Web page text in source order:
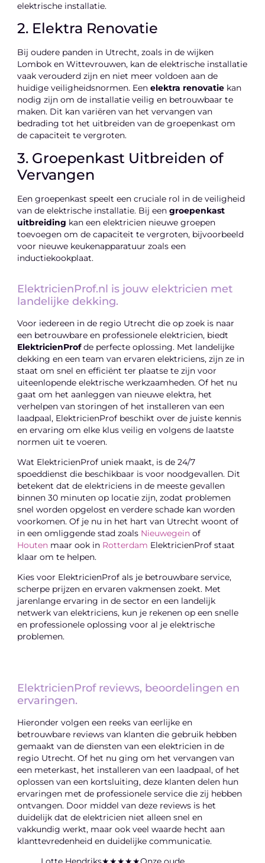
elektrische installatie.
2. Elektra Renovatie
Bij oudere panden in Utrecht, zoals in de wijken
Lombok en Wittevrouwen, kan de elektrische installatie
vaak verouderd zijn en niet meer voldoen aan de
huidige veiligheidsnormen. Eenelektra renovatie kan
nodig zijn om de installatie veilig en betrouwbaar te
maken. Dit kan variëren van het vervangen van
bedrading tot het uitbreiden van de groepenkast om
de capaciteit te vergroten.
3. Groepenkast Uitbreiden of
Vervangen
Een groepenkast speelt een cruciale rol in de veiligheid
van de elektrische installatie. Bij eengroepenkast
uitbreiding kan een elektricien nieuwe groepen
toevoegen om de capaciteit te vergroten, bijvoorbeeld
voor nieuwe keukenapparatuur zoals een
inductiekookplaat.
ElektricienProf.nl is jouw elektricien met
landelijke dekking.
Voor iedereen in de regio Utrecht die op zoek is naar
een betrouwbare en professionele elektricien, biedt
ElektricienProfde perfecte oplossing. Met landelijke
dekking en een team van ervaren elektriciens, zijn ze in
staat om snel en efficiënt ter plaatse te zijn voor
uiteenlopende elektrische werkzaamheden. Of het nu
gaat om het aanleggen van nieuwe elektra, het
verhelpen van storingen of het installeren van een
laadpaal, ElektricienProf beschikt over de juiste kennis
en ervaring om elke klus veilig en volgens de laatste
normen uit te voeren.
Wat ElektricienProf uniek maakt, is de 24/7
spoeddienst die beschikbaar is voor noodgevallen. Dit
betekent dat de elektriciens in de meeste gevallen
binnen 30 minuten op locatie zijn, zodat problemen
snel worden opgelost en verdere schade kan worden
voorkomen. Of je nu in het hart van Utrecht woont of
in een omliggende stad zoals Nieuwegein of
Houten maar ook in Rotterdam ElektricienProf staat
klaar om te helpen.
Kies voor ElektricienProf als je betrouwbare service,
scherpe prijzen en ervaren vakmensen zoekt. Met
jarenlange ervaring in de sector en een landelijk
netwerk van elektriciens, kun je rekenen op een snelle
en professionele oplossing voor al je elektrische
problemen.
ElektricienProf reviews, beoordelingen en
ervaringen.
Hieronder volgen een reeks van eerlijke en
betrouwbare reviews van klanten die gebruik hebben
gemaakt van de diensten van een elektricien in de
regio Utrecht. Of het nu ging om het vervangen van
een meterkast, het installeren van een laadpaal, of het
oplossen van een kortsluiting, deze klanten delen hun
ervaringen met de professionele service die zij hebben
ontvangen. Door middel van deze reviews is het
duidelijk dat de elektricien niet alleen snel en
vakkundig werkt, maar ook veel waarde hecht aan
klanttevredenheid en duidelijke communicatie.